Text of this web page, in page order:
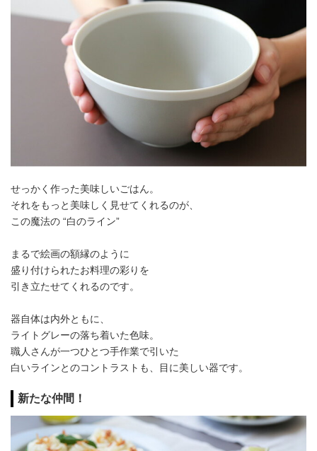
せっかく作った美味しいごはん。
それをもっと美味しく見せてくれるのが、
この魔法の “白のライン”
まるで絵画の額縁のように
盛り付けられたお料理の彩りを
引き立たせてくれるのです。
器自体は内外ともに、
ライトグレーの落ち着いた色味。
職人さんが一つひとつ手作業で引いた
白いラインとのコントラストも、目に美しい器です。
新たな仲間！